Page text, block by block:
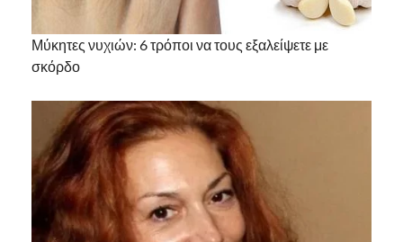
Μύκητες νυχιών: 6 τρόποι να τους εξαλείψετε με
σκόρδο